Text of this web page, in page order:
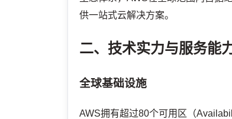
供一站式云解决方案。
二、技术实力与服务能
全球基础设施
AWS拥有超过80个可用区（